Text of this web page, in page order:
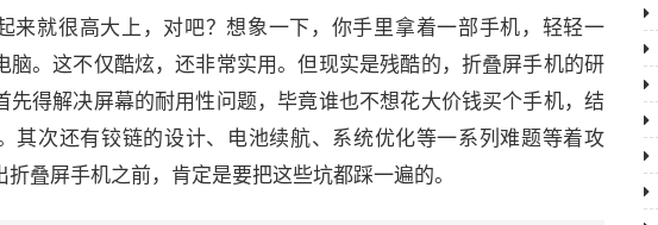
来就很高大上，对吧？想象一下，你手里拿着一部手机，轻轻一
脑。这不仅酷炫，还非常实用。但现实是残酷的，折叠屏手机的研
先得解决屏幕的耐用性问题，毕竟谁也不想花大价钱买个手机，结
其次还有铰链的设计、电池续航、系统优化等一系列难题等着攻
叠屏手机之前，肯定是要把这些坑都踩一遍的。
店